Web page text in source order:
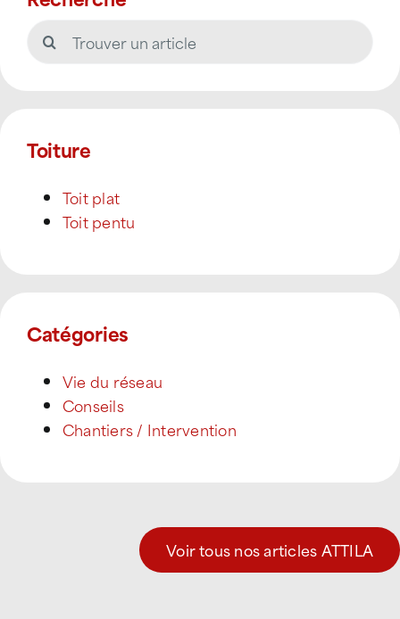
Rechercher:
Toiture
Toit plat
Toit pentu
Catégories
Vie du réseau
Conseils
Chantiers / Intervention
Voir tous nos articles ATTILA